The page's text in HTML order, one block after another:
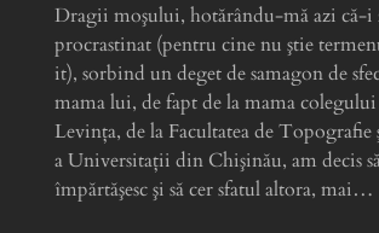
Dragii moşului, hotărându-mă azi că-i
procrastinat (pentru cine nu ştie
it), sorbind un deget de samagon de
mama lui, de fapt de la mama
Levinţa, de la Facultatea de Topografie
a Universitaţii din Chişinău, am decis
împărtăşesc şi să cer sfatul altora, mai…